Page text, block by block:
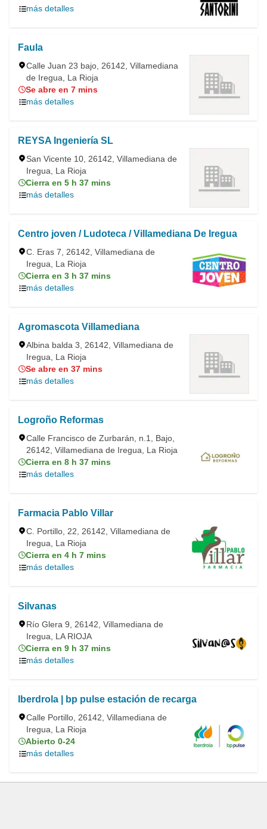
más detalles
Faula
Calle Juan 23 bajo, 26142, Villamediana
de Iregua, La Rioja
Se abre en 7 mins
más detalles
REYSA Ingeniería SL
San Vicente 10, 26142, Villamediana de
Iregua, La Rioja
Cierra en 5 h 37 mins
más detalles
Centro joven / Ludoteca / Villamediana De Iregua
C. Eras 7, 26142, Villamediana de
Iregua, La Rioja
Cierra en 3 h 37 mins
más detalles
Agromascota Villamediana
Albina balda 3, 26142, Villamediana de
Iregua, La Rioja
Se abre en 37 mins
más detalles
Logroño Reformas
Calle Francisco de Zurbarán, n.1, Bajo,
26142, Villamediana de Iregua, La Rioja
Cierra en 8 h 37 mins
más detalles
Farmacia Pablo Villar
C. Portillo, 22, 26142, Villamediana de
Iregua, La Rioja
Cierra en 4 h 7 mins
más detalles
Silvanas
Río Glera 9, 26142, Villamediana de
Iregua, LA RIOJA
Cierra en 9 h 37 mins
más detalles
Iberdrola | bp pulse estación de recarga
Calle Portillo, 26142, Villamediana de
Iregua, La Rioja
Abierto 0-24
más detalles